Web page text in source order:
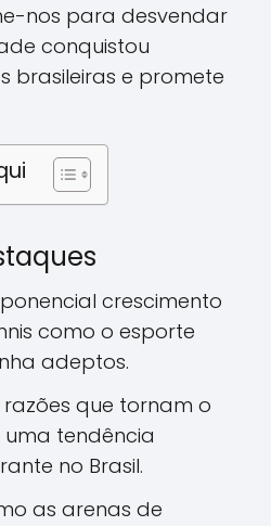
nos para desvendar
conquistou
brasileiras e promete
crescimento
como o esporte
adeptos.
que tornam o
tendência
no Brasil.
as arenas de